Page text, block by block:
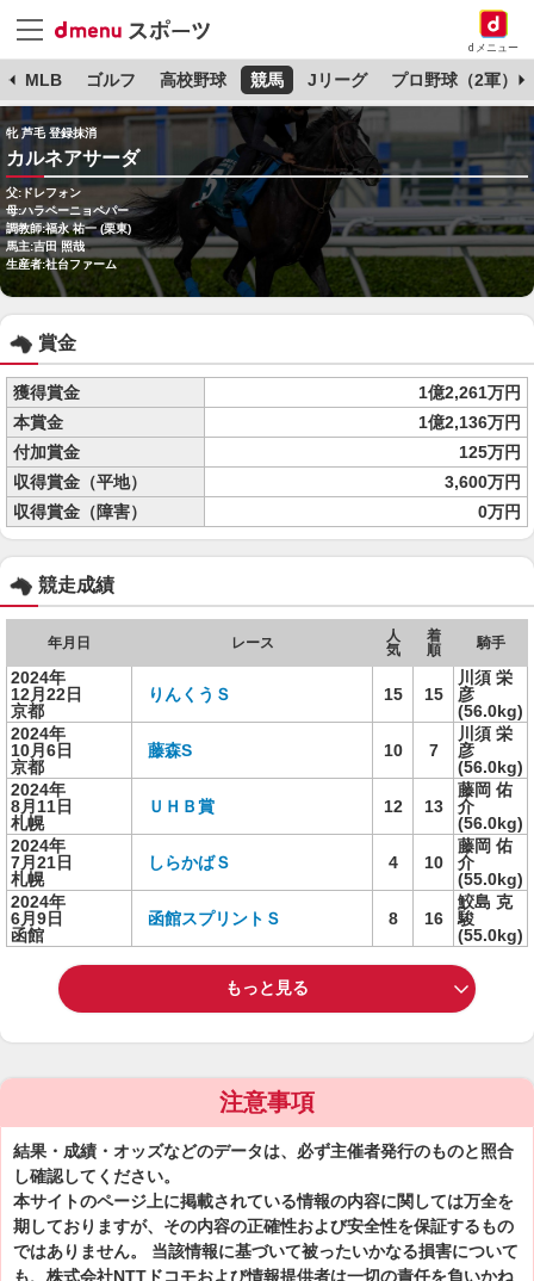
dメニュー
MLB ゴルフ 高校野球 競馬 Jリーグ プロ野球（2軍）
牝 芦毛 登録抹消
カルネアサーダ
父:ドレフォン
母:ハラペーニョペパー
調教師:福永 祐一 (栗東)
馬主:吉田 照哉
生産者:社台ファーム
賞金
獲得賞金
1億2,261万円
本賞金
1億2,136万円
付加賞金
125万円
収得賞金（平地）
3,600万円
収得賞金（障害）
0万円
競走成績
年月日 レース
人
気
着
順
騎手
2024年
12月22日
京都
りんくうＳ 15 15
川須 栄
彦
(56.0kg)
2024年
10月6日
京都
藤森S 10 7
川須 栄
彦
(56.0kg)
2024年
8月11日
札幌
ＵＨＢ賞 12 13
藤岡 佑
介
(56.0kg)
2024年
7月21日
札幌
しらかばＳ 4 10
藤岡 佑
介
(55.0kg)
2024年
6月9日
函館
函館スプリントＳ 8 16
鮫島 克
駿
(55.0kg)
もっと見る
注意事項
結果・成績・オッズなどのデータは、必ず主催者発行のものと照合
し確認してください。
本サイトのページ上に掲載されている情報の内容に関しては万全を
期しておりますが、その内容の正確性および安全性を保証するもの
ではありません。 当該情報に基づいて被ったいかなる損害について
も、株式会社NTTドコモおよび情報提供者は一切の責任を負いかね